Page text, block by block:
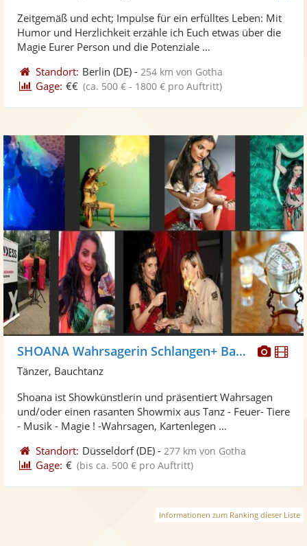
5
Zeitgemäß und echt; Impulse für ein erfülltes Leben: Mit
Humor und Herzlichkeit erzähle ich Euch etwas über die
Magie Eurer Person und die Potenziale ...
Standort: Berlin (DE) - 254 km von Gotha
Gage: €€ (ca. 500 € - 1800 € pro Auftritt)
Fotos
SHOANA Wahrsagerin Schlangen+ Bauchtanz
Tänzer, Bauchtanz
Shoana ist Showkünstlerin und präsentiert Wahrsagen
und/oder einen rasanten Showmix aus Tanz - Feuer- Tiere
- Musik - Magie ! -Wahrsagen, Kartenlegen ...
Standort: Düsseldorf(DE) - 277 km von Gotha
Gage: € (bis ca. 500 € pro Auftritt)
Informationen zum Ranking dieser Liste